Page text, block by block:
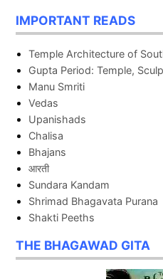
IMPORTANT READS
Temple Architecture of
Gupta Period: Temple,
Manu Smriti
Vedas
Upanishads
Chalisa
Bhajans
आरती
Sundara Kandam
Shrimad Bhagavata Purana
Shakti Peeths
THE BHAGAWAD GITA